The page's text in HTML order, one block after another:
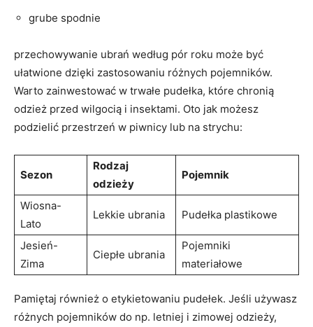
grube spodnie
przechowywanie ubrań według pór roku może być
ułatwione dzięki zastosowaniu różnych pojemników.
Warto zainwestować w trwałe pudełka, które chronią
odzież przed wilgocią i insektami. Oto jak możesz
podzielić przestrzeń w piwnicy lub na strychu:
Sezon
Rodzaj
odzieży
Pojemnik
Wiosna-
Lato
Lekkie ubrania Pudełka plastikowe
Jesień-
Zima
Ciepłe ubrania
Pojemniki
materiałowe
Pamiętaj również o etykietowaniu pudełek. Jeśli używasz
różnych pojemników do np. letniej i zimowej odzieży,